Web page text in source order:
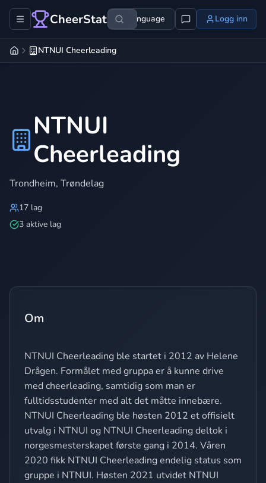
CheerStats Language Logg inn
NTNUI Cheerleading
NTNUI
Cheerleading
Trondheim, Trøndelag
17 lag
3 aktive lag
Om
NTNUI Cheerleading ble startet i 2012 av Helene
Drågen. Formålet med gruppa er å kunne drive
med cheerleading, samtidig som man er
fulltidsstudenter med alt det måtte innebære.
NTNUI Cheerleading ble høsten 2012 et offisielt
utvalg i NTNUI og NTNUI Cheerleading deltok i
norgesmesterskapet første gang i 2014. Våren
2020 fikk NTNUI Cheerleading endelig status som
gruppe i NTNUI. Høsten 2021 utvidet NTNUI